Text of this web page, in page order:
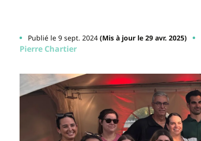
Publié le 9 sept. 2024(Mis à jour le 29 avr. 2025)
Pierre Chartier